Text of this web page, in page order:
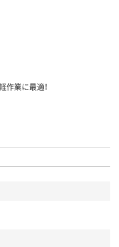
作業に最適！